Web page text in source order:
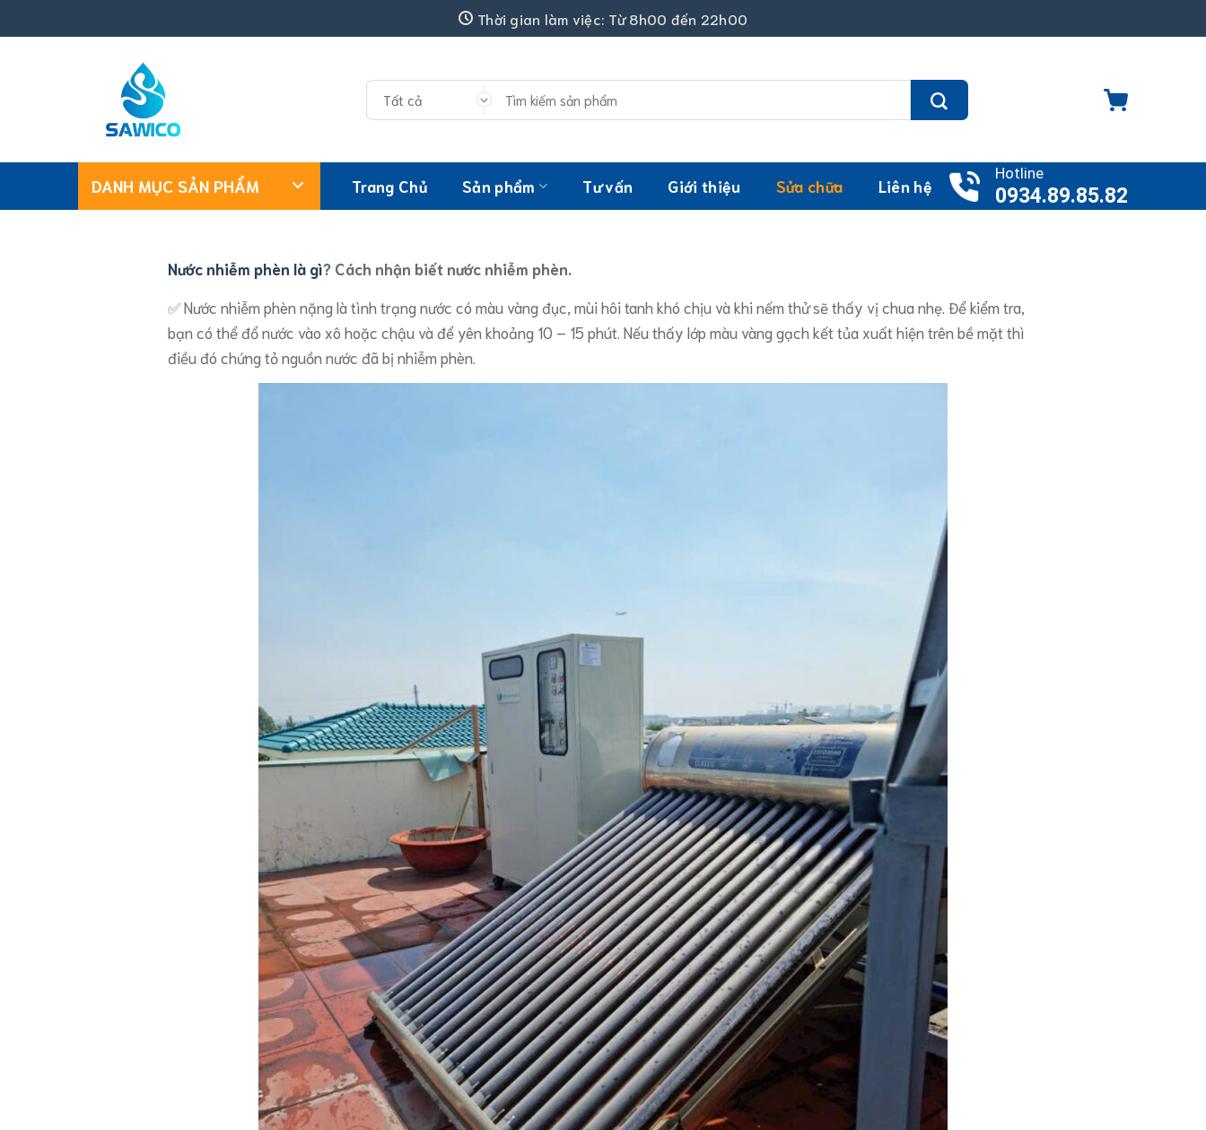
qua
Thời gian làm việc: Từ 8h00 đến 22h00
kiếm:
DANH MỤC SẢN PHẨM Trang Chủ Sản phẩm Tư vấn Giới thiệu Sửa chữa Liên hệ
Hotline
0934.89.85.82
Nước nhiễm phèn là gì? Cách nhận biết nước nhiễm phèn.
✅️ Nước nhiễm phèn nặng là tình trạng nước có màu vàng đục, mùi hôi tanh khó chịu và khi nếm thử sẽ thấy vị chua nhẹ. Để kiểm tra,
bạn có thể đổ nước vào xô hoặc chậu và để yên khoảng 10 – 15 phút. Nếu thấy lớp màu vàng gạch kết tủa xuất hiện trên bề mặt thì
điều đó chứng tỏ nguồn nước đã bị nhiễm phèn.